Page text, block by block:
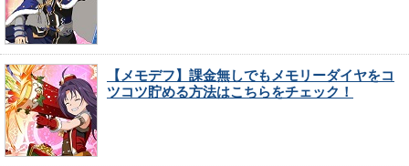
【メモデフ】課金無しでもメモリーダイヤをコ
ツコツ貯める方法はこちらをチェック！